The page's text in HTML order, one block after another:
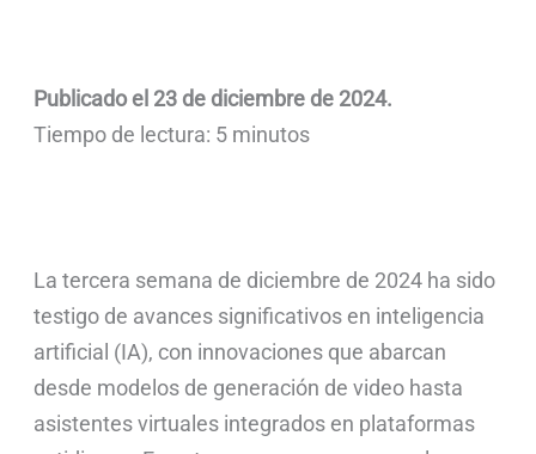
Publicado el 23 de diciembre de 2024.
Tiempo de lectura: 5 minutos
La tercera semana de diciembre de 2024 ha sido
testigo de avances significativos en inteligencia
artificial (IA), con innovaciones que abarcan
desde modelos de generación de video hasta
asistentes virtuales integrados en plataformas